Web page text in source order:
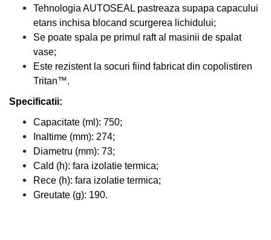
Tehnologia AUTOSEAL pastreaza supapa capacului
etans inchisa blocand scurgerea lichidului;
Se poate spala pe primul raft al masinii de spalat
vase;
Este rezistent la socuri fiind fabricat din copolistiren
Tritan™.
Specificatii:
Capacitate (ml): 750;
Inaltime (mm): 274;
Diametru (mm): 73;
Cald (h): fara izolatie termica;
Rece (h): fara izolatie termica;
Greutate (g): 190.